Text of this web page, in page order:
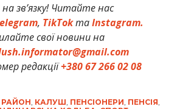
зв’язку! Читайте нас
, TikTokтаInstagram.
свої новини на
редакції+380 67 266 02 08
РАЙОН КАЛУШ ПЕНСІОНЕРИ ПЕНСІЯ